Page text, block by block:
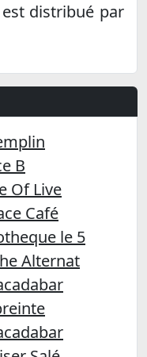
distribué par
B
Of Live
Café
le 5
Alternat